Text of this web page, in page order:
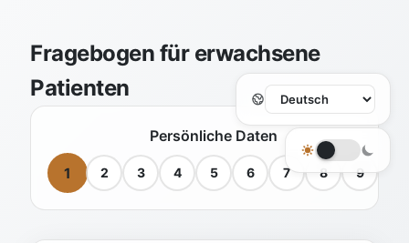
Fragebogen für erwachsene
Patienten
Persönliche Daten
1 2 3 4 5 6 7 8 9